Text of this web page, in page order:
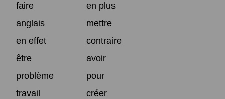
faire
en plus
anglais
mettre
en effet
contraire
être
avoir
problème
pour
travail
créer